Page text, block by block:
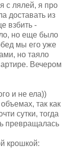
с лялей, я про
доставать из
взбить -
но еще было
мы его уже
но таяло
Вечером
и не ела))
так как
сутки, тогда
превращалась
крошкой: